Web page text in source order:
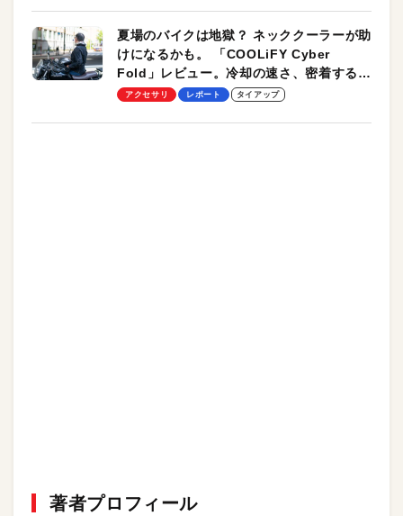
夏場のバイクは地獄？ ネッククーラーが助
けになるかも。 「COOLiFY Cyber
Fold」レビュー。冷却の速さ、密着する冷
却プレート、シンプルな操作性がグッド！
アクセサリ レポート タイアップ
著者プロフィール